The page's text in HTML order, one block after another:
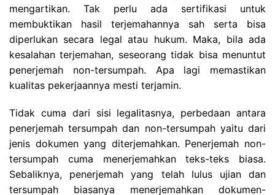
mengartikan. Tak perlu ada sertifikasi untuk
membuktikan hasil terjemahannya sah serta bisa
diperlukan secara legal atau hukum. Maka, bila ada
kesalahan terjemahan, seseorang tidak bisa menuntut
penerjemah non-tersumpah. Apa lagi memastikan
kualitas pekerjaannya mesti terjamin.
Tidak cuma dari sisi legalitasnya, perbedaan antara
penerjemah tersumpah dan non-tersumpah yaitu dari
jenis dokumen yang diterjemahkan. Penerjemah non-
tersumpah cuma menerjemahkan teks-teks biasa.
Sebaliknya, penerjemah yang telah lulus ujian dan
tersumpah biasanya menerjemahkan dokumen-